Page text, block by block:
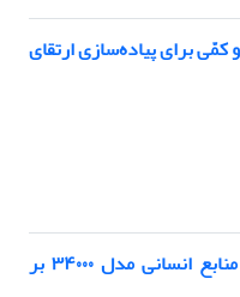
برای پیاده‌سازی ارتقای
طراحی چارچوب یکپارچه فرایندهای منابع انسانی مدل ۳۴۰۰۰ بر